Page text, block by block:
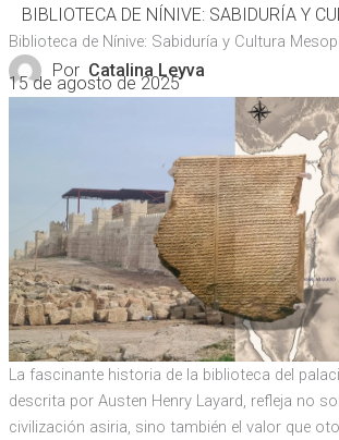
Biblioteca de Nínive: Sabiduría y Cultura
Por Catalina Leyva
15 de agosto de 2025
La fascinante historia de la biblioteca del
descrita por Austen Henry Layard, refleja no
civilización asiria, sino también el valor que